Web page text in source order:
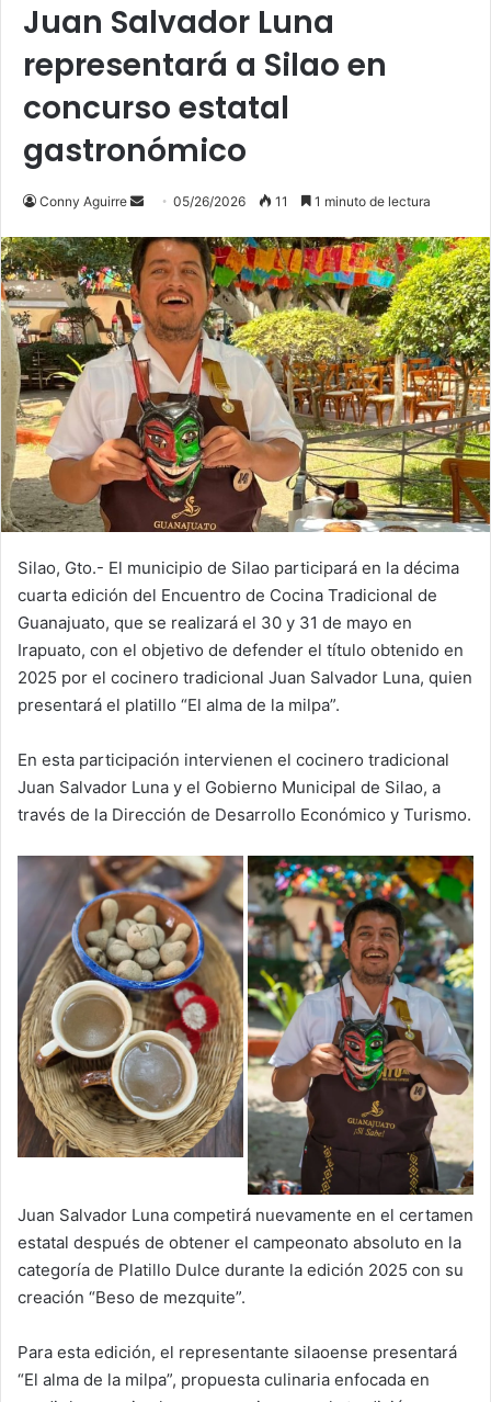
Juan Salvador Luna
representará a Silao en
concurso estatal
gastronómico
Conny Aguirre
Send
email
05/26/2026 11 1 minuto de lectura
Silao, Gto.- El municipio de Silao participará en la décima
cuarta edición del Encuentro de Cocina Tradicional de
Guanajuato, que se realizará el 30 y 31 de mayo en
Irapuato, con el objetivo de defender el título obtenido en
2025 por el cocinero tradicional Juan Salvador Luna, quien
presentará el platillo “El alma de la milpa”.
En esta participación intervienen el cocinero tradicional
Juan Salvador Luna y el Gobierno Municipal de Silao, a
través de la Dirección de Desarrollo Económico y Turismo.
Juan Salvador Luna competirá nuevamente en el certamen
estatal después de obtener el campeonato absoluto en la
categoría de Platillo Dulce durante la edición 2025 con su
creación “Beso de mezquite”.
Para esta edición, el representante silaoense presentará
“El alma de la milpa”, propuesta culinaria enfocada en